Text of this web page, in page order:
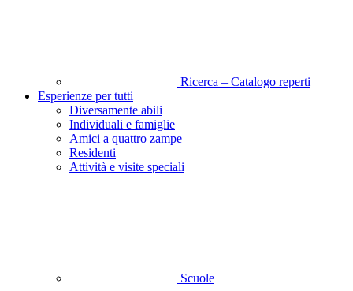
Ricerca – Catalogo reperti
Esperienze per tutti
Diversamente abili
Individuali e famiglie
Amici a quattro zampe
Residenti
Attività e visite speciali
Scuole